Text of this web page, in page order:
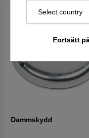
Select country
Fortsätt
Dammskydd